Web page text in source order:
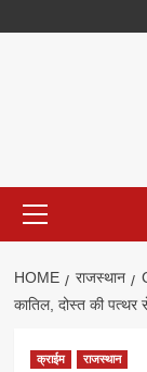
to
Menu
HOME राजस्थान
कातिल, दोस्त की पत्थर
क्राईम राजस्थान